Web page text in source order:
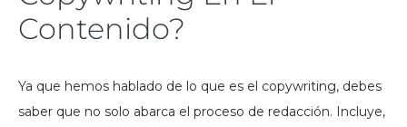
Contenido?
Ya que hemos hablado de lo que es el copywriting, debes
saber que no solo abarca el proceso de redacción. Incluye,